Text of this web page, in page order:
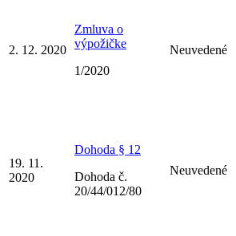
2. 12. 2020
Zmluva o
výpožičke
1/2020
Neuvedené
19. 11.
2020
Dohoda § 12
Dohoda č.
20/44/012/80
Neuvedené